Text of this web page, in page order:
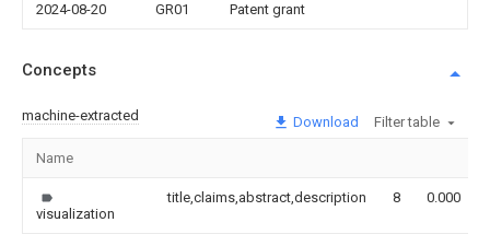
2024-08-20 GR01 Patent grant
Concepts
machine-extracted Download Filter table
Name
visualization
title,claims,abstract,description 8 0.000